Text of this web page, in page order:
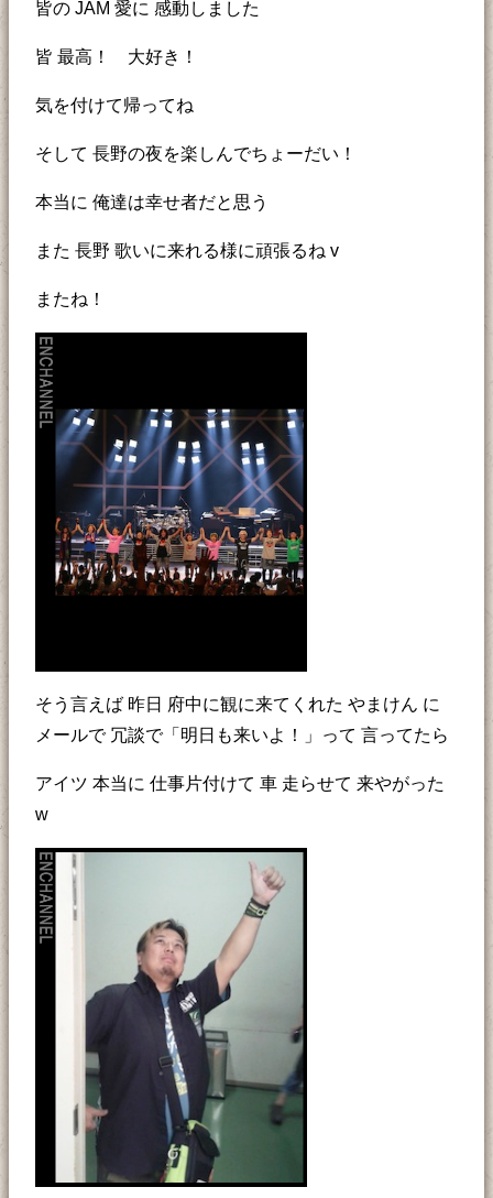
皆の JAM 愛に 感動しました
皆 最高！ 大好き！
気を付けて帰ってね
そして 長野の夜を楽しんでちょーだい！
本当に 俺達は幸せ者だと思う
また 長野 歌いに来れる様に頑張るね v
またね！
そう言えば 昨日 府中に観に来てくれた やまけん に
メールで 冗談で「明日も来いよ！」って 言ってたら
アイツ 本当に 仕事片付けて 車 走らせて 来やがった
w